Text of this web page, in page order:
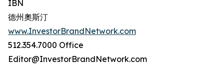
IBN
德州奧斯汀
www.InvestorBrandNetwork.com
512.354.7000 Office
Editor@InvestorBrandNetwork.com